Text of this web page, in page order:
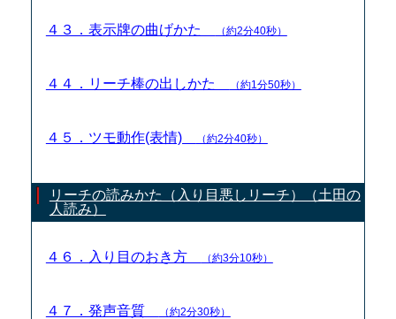
４３．表示牌の曲げかた （約2分40秒）
４４．リーチ棒の出しかた （約1分50秒）
４５．ツモ動作(表情) （約2分40秒）
リーチの読みかた（入り目悪しリーチ）（土田の
人読み）
４６．入り目のおき方 （約3分10秒）
４７．発声音質 （約2分30秒）